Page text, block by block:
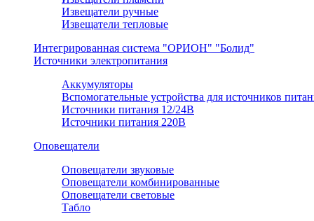
Извещатели ручные
Извещатели тепловые
Интегрированная система "ОРИОН" "Болид"
Источники электропитания
Аккумуляторы
Вспомогательные устройства для источников
Источники питания 12/24В
Источники питания 220В
Оповещатели
Оповещатели звуковые
Оповещатели комбинированные
Оповещатели световые
Табло